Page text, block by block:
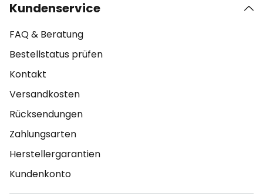
Kundenservice
FAQ & Beratung
Bestellstatus prüfen
Kontakt
Versandkosten
Rücksendungen
Zahlungsarten
Herstellergarantien
Kundenkonto